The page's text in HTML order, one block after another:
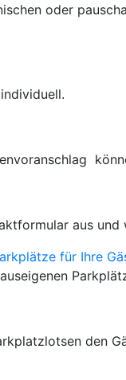
oder
aus und
für Ihre
den